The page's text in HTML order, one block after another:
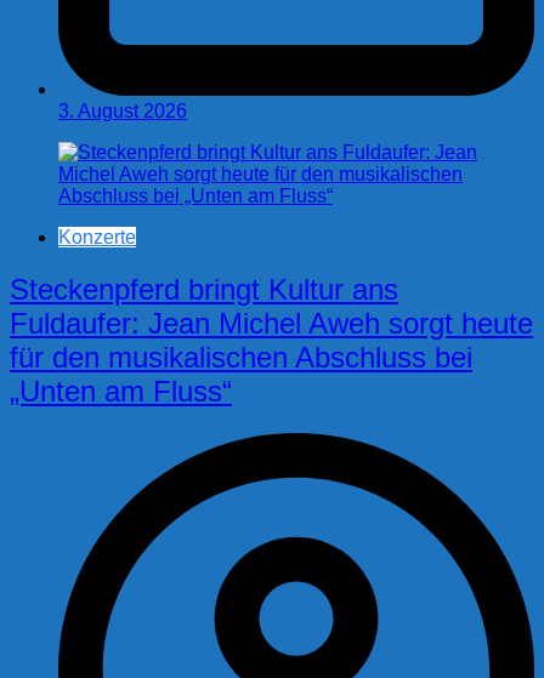
3. August 2026
Konzerte
Steckenpferd bringt Kultur ans
Fuldaufer: Jean Michel Aweh sorgt heute
für den musikalischen Abschluss bei
„Unten am Fluss“